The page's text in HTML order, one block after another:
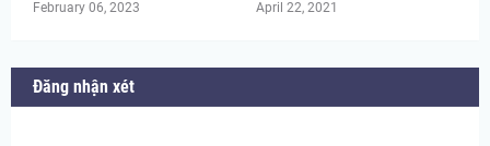
February 06, 2023 April 22, 2021
Đăng nhận xét